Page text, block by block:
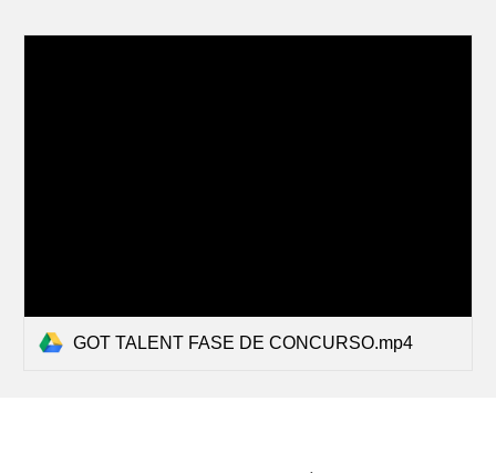
GOT TALENT FASE DE CONCURSO.mp4